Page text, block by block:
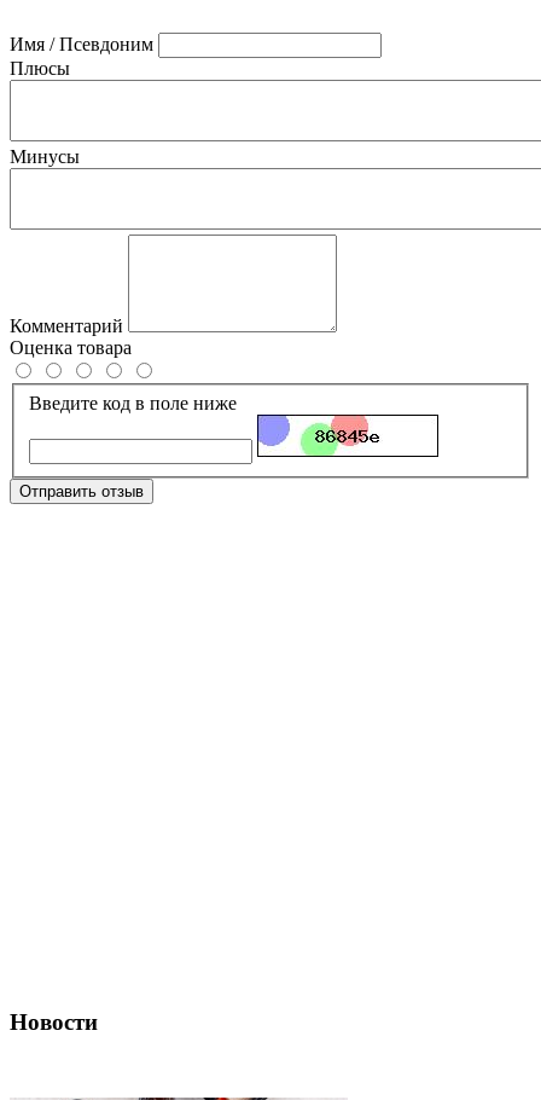
Имя / Псевдоним
Плюсы
Минусы
Комментарий
Оценка товара
Введите код в поле ниже
Отправить отзыв
Новости